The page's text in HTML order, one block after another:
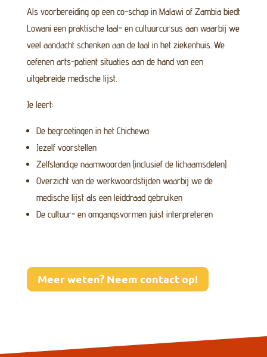
Als voorbereiding op een co-schap in Malawi of Zambia biedt
Lowani een praktische taal- en cultuurcursus aan waarbij we
veel aandacht schenken aan de taal in het ziekenhuis. We
oefenen arts-patient situaties aan de hand van een
uitgebreide medische lijst.
Je leert:
De begroetingen in het Chichewa
Jezelf voorstellen
Zelfstandige naamwoorden (inclusief de lichaamsdelen)
Overzicht van de werkwoordstijden waarbij we de
medische lijst als een leiddraad gebruiken
De cultuur- en omgangsvormen juist interpreteren
Meer weten? Neem contact op!